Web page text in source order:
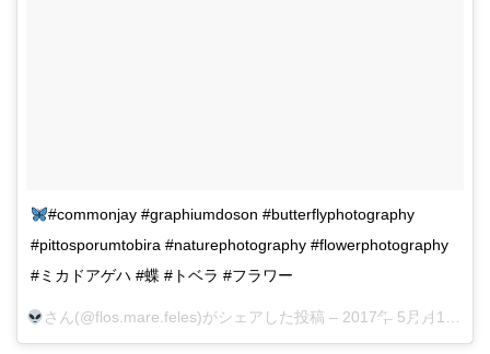
#commonjay #graphiumdoson #butterflyphotography
#pittosporumtobira #naturephotography #flowerphotography
#ミカドアゲハ #蝶 #トベラ #フラワー
さん(@flos.mare.feles)がシェアした投稿 – 2017年 5月月13日午前2時14分PDT